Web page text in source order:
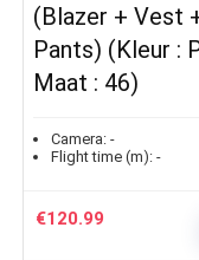
(Blazer + Vest
Pants) (Kleur :
Maat : 46)
Camera: -
Flight time (m): -
€120.99